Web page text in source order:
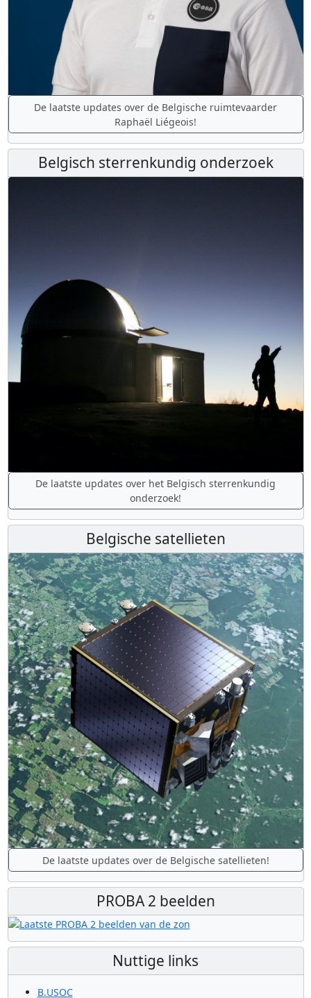
De laatste updates over de Belgische ruimtevaarder
Raphaël Liégeois!
Belgisch sterrenkundig onderzoek
De laatste updates over het Belgisch sterrenkundig
onderzoek!
Belgische satellieten
De laatste updates over de Belgische satellieten!
PROBA 2 beelden
Nuttige links
B.USOC